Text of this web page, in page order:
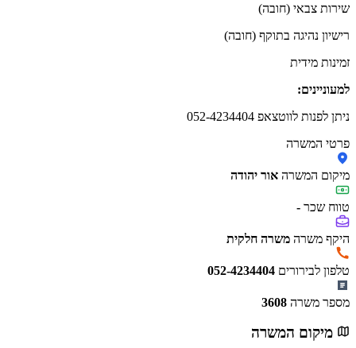
שירות צבאי (חובה)
רישיון נהיגה בתוקף (חובה)
זמינות מידית
למעוניינים:
ניתן לפנות לווטצאפ 052-4234404
פרטי המשרה
מיקום המשרה אור יהודה
טווח שכר -
היקף משרה משרה חלקית
טלפון לבירורים 052-4234404
מספר משרה 3608
מיקום המשרה